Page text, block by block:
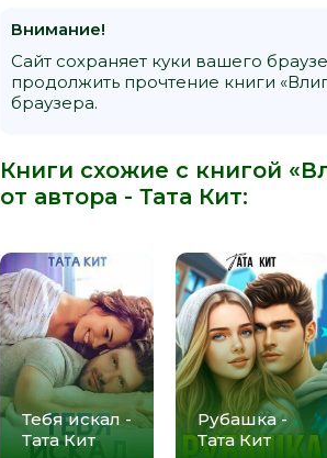
Внимание!
Сайт сохраняет куки вашего
продолжить прочтение книги
браузера.
Книги схожие с книгой
от автора - Тата Кит:
Тебя искал -
Тата Кит
Рубашка -
Тата Кит